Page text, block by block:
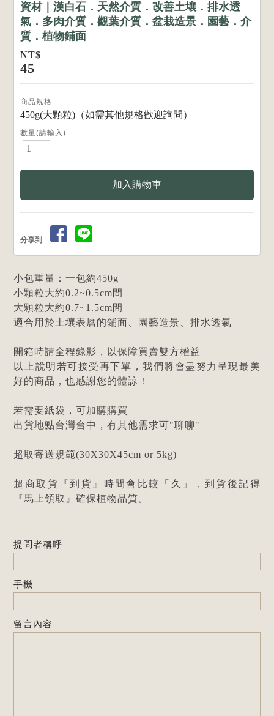
資材｜漢白石．天然介質．改善土壤．排水透
氣．多肉介質．觀葉介質．盆栽造景．園藝．介
質．植物鋪面
NT$
45
商品規格
450g(大顆粒)（如需其他規格歡迎詢問）
數量(請輸入)
分享到
小包重量：一包約450g
小顆粒大約0.2~0.5cm間
大顆粒大約0.7~1.5cm間
適合用於土壤表層的鋪面、園藝造景、排水透氣
開箱時請全程錄影，以保障買賣雙方權益
以上說明若可接受再下單，我們將會盡努力呈現最美
好的商品，也感謝您的體諒！
若需要紙袋，可加購購買
出貨地點台灣台中，有其他需求可"聊聊"
超取寄送規範(30X30X45cm or 5kg)
超商取貨『到貨』時間會比較「久」，到貨後記得
『馬上領取』確保植物品質。
提問者稱呼
手機
留言內容